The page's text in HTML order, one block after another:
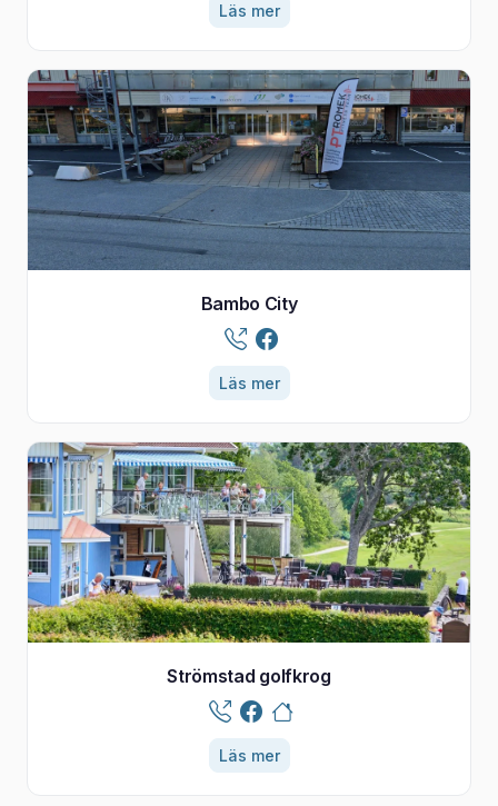
Läs mer
Bambo City
Läs mer
Strömstad golfkrog
Läs mer